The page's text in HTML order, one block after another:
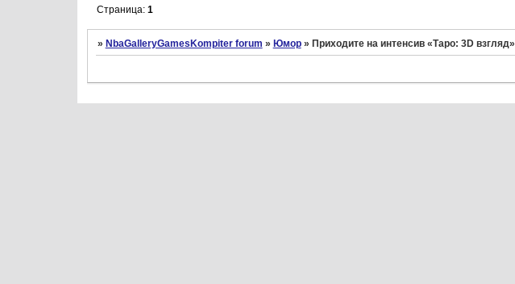
Страница: 1
» NbaGalleryGamesKompiter forum » Юмор » Приходите на интенсив «Таро: 3D взгляд»